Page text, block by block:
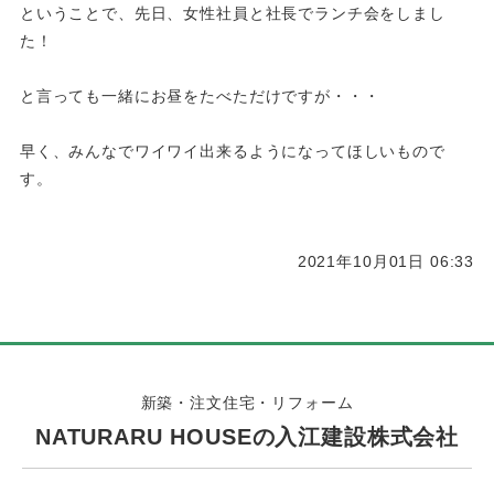
ということで、先日、女性社員と社長でランチ会をしまし
た！
と言っても一緒にお昼をたべただけですが・・・
早く、みんなでワイワイ出来るようになってほしいもので
す。
2021年10月01日 06:33
新築・注文住宅・リフォーム
NATURARU HOUSEの入江建設株式会社